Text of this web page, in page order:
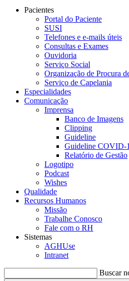
Pacientes
Portal do Paciente
SUSI
Telefones e e-mails úteis
Consultas e Exames
Ouvidoria
Serviço Social
Organização de Procura
Serviço de Capelania
Especialidades
Comunicação
Imprensa
Banco de Imagens
Clipping
Guideline
Guideline COVID-
Relatório de Gestão
Logotipo
Podcast
Wishes
Qualidade
Recursos Humanos
Missão
Trabalhe Conosco
Fale com o RH
Sistemas
AGHUse
Intranet
Buscar